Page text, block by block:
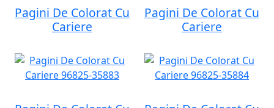
Pagini De Colorat Cu
Cariere
Pagini De Colorat Cu
Cariere